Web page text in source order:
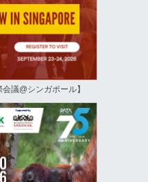
議@シンガポール】